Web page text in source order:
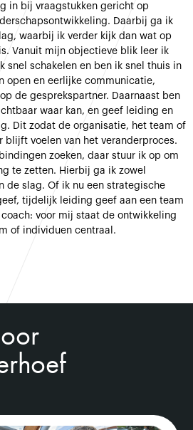
in bij vraagstukken gericht op
Daarbij ga ik
waarbij ik verder kijk dan wat op
Vanuit mijn objectieve blik leer ik
snel schakelen en ben ik snel thuis in
open en eerlijke communicatie,
de gesprekspartner. Daarnaast ben
waar kan, en geef leiding en
Dit zodat de organisatie, het team of
blijft voelen van het veranderproces.
zoeken, daar stuur ik op om
te zetten. Hierbij ga ik zowel
de slag. Of ik nu een strategische
tijdelijk leiding geef aan een team
voor mij staat de ontwikkeling
of individuen centraal.